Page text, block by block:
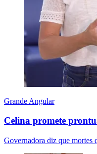
Grande Angular
Celina promete
Governadora diz que mortes